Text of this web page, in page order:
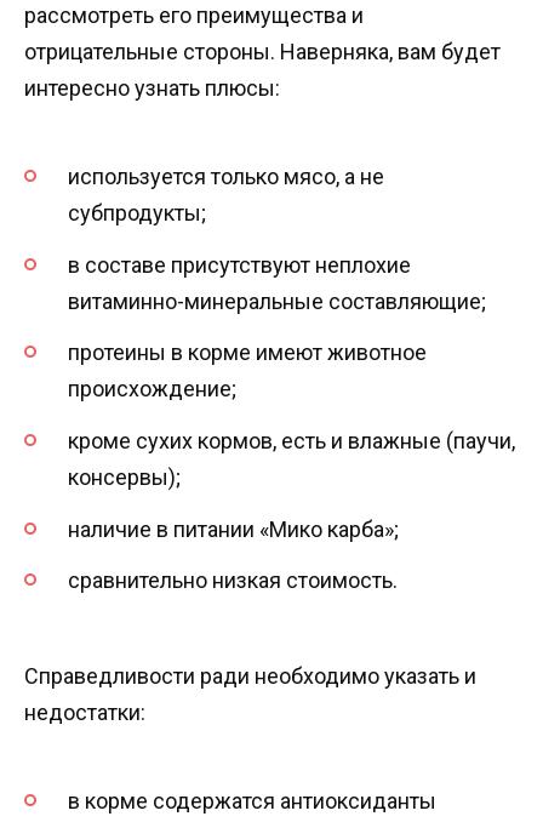
рассмотреть его преимущества и
отрицательные стороны. Наверняка, вам будет
интересно узнать плюсы:
используется только мясо, а не
субпродукты;
в составе присутствуют неплохие
витаминно-минеральные составляющие;
протеины в корме имеют животное
происхождение;
кроме сухих кормов, есть и влажные (паучи,
консервы);
наличие в питании «Мико карба»;
сравнительно низкая стоимость.
Справедливости ради необходимо указать и
недостатки:
в корме содержатся антиоксиданты